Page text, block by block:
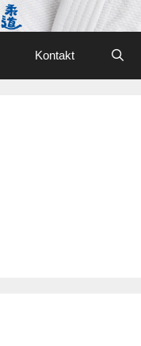
Kontakt